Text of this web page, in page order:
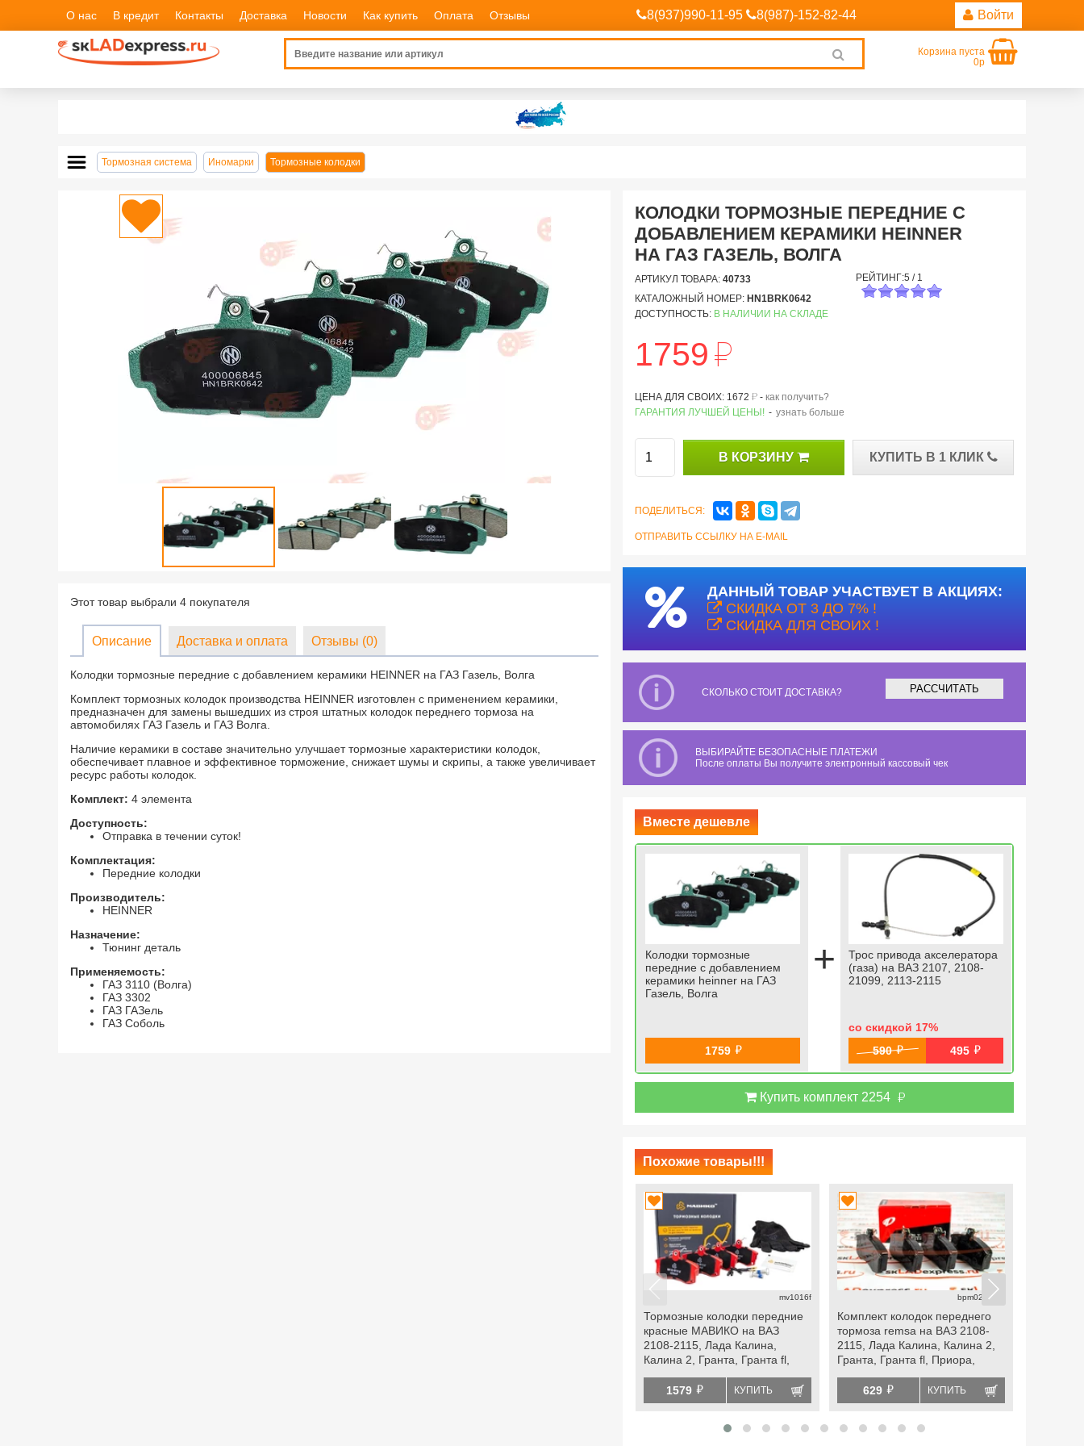
О нас В кредит Контакты Доставка Новости Как купить Оплата Отзывы 8(937)990-11-95 8(987)-152-82-44 Войти
search
Корзина пуста
0р
Тормозная система Иномарки Тормозные колодки
Этот товар выбрали 4 покупателя
Описание Доставка и оплата Отзывы (0)
Колодки тормозные передние с добавлением керамики HEINNER на ГАЗ Газель, Волга
Комплект тормозных колодок производства HEINNER изготовлен с применением керамики,
предназначен для замены вышедших из строя штатных колодок переднего тормоза на
автомобилях ГАЗ Газель и ГАЗ Волга.
Наличие керамики в составе значительно улучшает тормозные характеристики колодок,
обеспечивает плавное и эффективное торможение, снижает шумы и скрипы, а также увеличивает
ресурс работы колодок.
Комплект: 4 элемента
Доступность:
Отправка в течении суток!
Комплектация:
Передние колодки
Производитель:
HEINNER
Назначение:
Тюнинг деталь
Применяемость:
ГАЗ 3110 (Волга)
ГАЗ 3302
ГАЗ ГАЗель
ГАЗ Соболь
КОЛОДКИ ТОРМОЗНЫЕ ПЕРЕДНИЕ С
ДОБАВЛЕНИЕМ КЕРАМИКИ HEINNER
НА ГАЗ ГАЗЕЛЬ, ВОЛГА
АРТИКУЛ ТОВАРА: 40733
КАТАЛОЖНЫЙ НОМЕР: HN1BRK0642
ДОСТУПНОСТЬ: В НАЛИЧИИ НА СКЛАДЕ
РЕЙТИНГ:5 / 1
1759й
ЦЕНА ДЛЯ СВОИХ: 1672 й - как получить?
ГАРАНТИЯ ЛУЧШЕЙ ЦЕНЫ! - узнать больше
В КОРЗИНУ КУПИТЬ В 1 КЛИК
ПОДЕЛИТЬСЯ:
ОТПРАВИТЬ ССЫЛКУ НА E-MAIL
ДАННЫЙ ТОВАР УЧАСТВУЕТ В АКЦИЯХ:
СКИДКА ОТ 3 ДО 7% !
СКИДКА ДЛЯ СВОИХ !
СКОЛЬКО СТОИТ ДОСТАВКА? РАССЧИТАТЬ
ВЫБИРАЙТЕ БЕЗОПАСНЫЕ ПЛАТЕЖИ
После оплаты Вы получите электронный кассовый чек
Вместе дешевле
Трос привода акселератора
(газа) на ВАЗ 2107, 2108-
21099, 2113-2115
со скидкой 17%
Колодки тормозные
передние с добавлением
керамики heinner на ГАЗ
Газель, Волга
1759 й
+
Трос привода акселератора
(газа) на ВАЗ 2107, 2108-
21099, 2113-2115
со скидкой 17%
590 й 495 й
Купить комплект 2254 й
Похожие товары!!!
mv1016f
Тормозные колодки передние
красные МАВИКО на ВАЗ
2108-2115, Лада Калина,
Калина 2, Гранта, Гранта fl,
1579 й КУПИТЬ
bpm0221.00
Комплект колодок переднего
тормоза remsa на ВАЗ 2108-
2115, Лада Калина, Калина 2,
Гранта, Гранта fl, Приора,
629 й КУПИТЬ